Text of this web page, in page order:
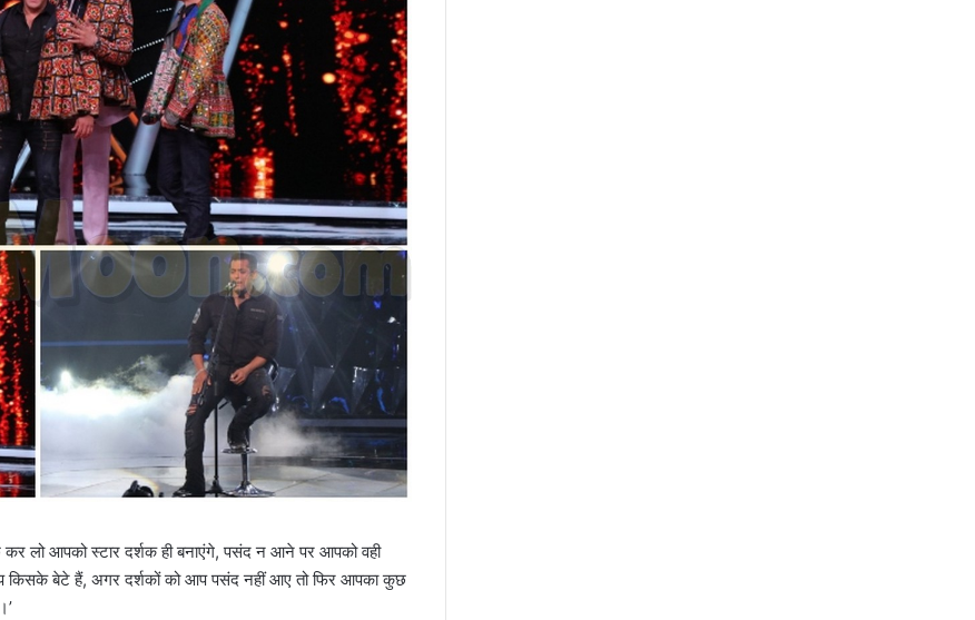
लो आपको स्टार दर्शक ही बनाएंगे, पसंद न आने पर आपको वही
किसके बेटे हैं, अगर दर्शकों को आप पसंद नहीं आए तो फिर आपका कुछ